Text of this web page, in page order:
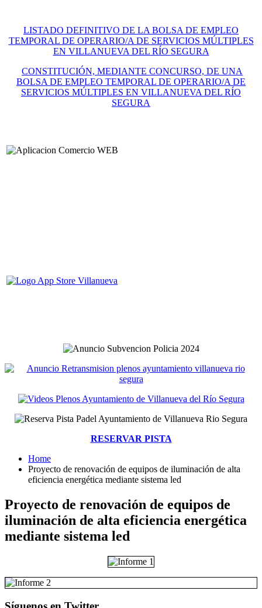
LISTADO DEFINITIVO DE LA BOLSA DE EMPLEO
TEMPORAL DE OPERARIO/A DE SERVICIOS MÚLTIPLES
EN VILLANUEVA DEL RÍO SEGURA
CONSTITUCIÓN, MEDIANTE CONCURSO, DE UNA
BOLSA DE EMPLEO TEMPORAL DE OPERARIO/A DE
SERVICIOS MÚLTIPLES EN VILLANUEVA DEL RÍO
SEGURA
RESERVAR PISTA
Home
Proyecto de renovación de equipos de iluminación de alta
eficiencia energética mediante sistema led
Proyecto de renovación de equipos de
iluminación de alta eficiencia energética
mediante sistema led